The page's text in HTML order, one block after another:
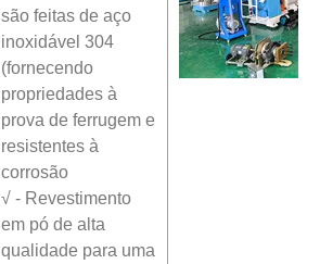
são feitas de aço
inoxidável 304
(fornecendo
propriedades à
prova de ferrugem e
resistentes à
corrosão
√ - Revestimento
em pó de alta
qualidade para uma